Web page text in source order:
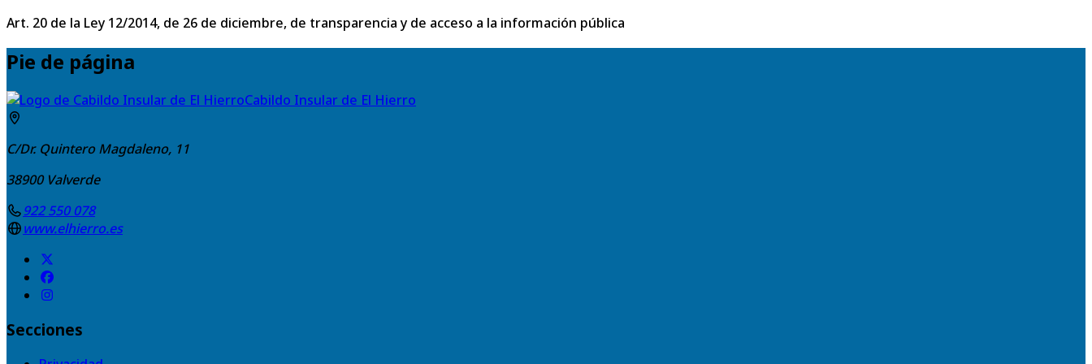
Art. 20 de la Ley 12/2014, de 26 de diciembre, de transparencia y de acceso a la información pública
Pie de página
Cabildo Insular de El Hierro
C/Dr. Quintero Magdaleno, 11
38900 Valverde
922 550 078
www.elhierro.es
Secciones